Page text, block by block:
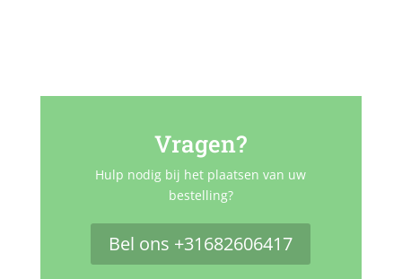
Vragen?
Hulp nodig bij het plaatsen van uw
bestelling?
Bel ons +31682606417